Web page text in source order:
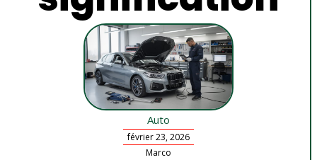
Auto
février 23, 2026
Marco